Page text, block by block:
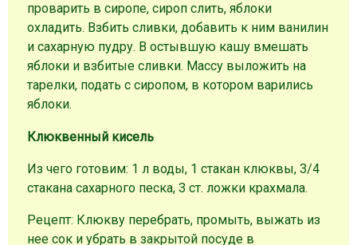
проварить в сиропе, сироп слить, яблоки
охладить. Взбить сливки, добавить к ним ванилин
и сахарную пудру. В остывшую кашу вмешать
яблоки и взбитые сливки. Массу выложить на
тарелки, подать с сиропом, в котором варились
яблоки.
Клюквенный кисель
Из чего готовим: 1 л воды, 1 стакан клюквы, 3/4
стакана сахарного песка, 3 ст. ложки крахмала.
Рецепт: Клюкву перебрать, промыть, выжать из
нее сок и убрать в закрытой посуде в